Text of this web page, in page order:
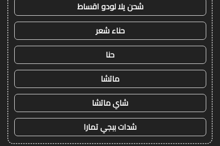
شحن يلا لودو اقساط
حناء شعر
حنا
ماتشا
شاي ماتشا
شدات ببجي تمارا